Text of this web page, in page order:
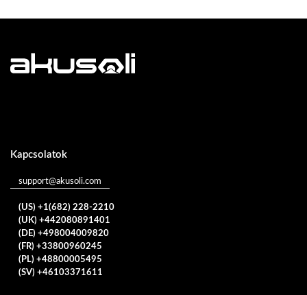
Kapcsolatok
support@akusoli.com
(US) +1(682) 228-2210
(UK) +442080891401
(DE) +498004009820
(FR) +33800960245
(PL) +48800005495
(SV) +46103371611